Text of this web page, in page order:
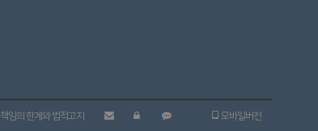
책임의 한계와 법적고지 모바일버전